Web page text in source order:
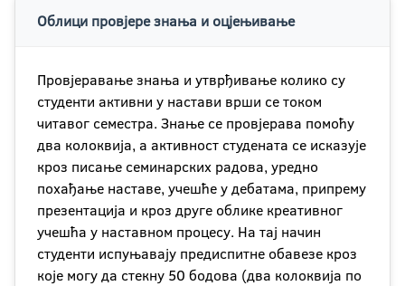
Облици провјере знања и оцјењивање
Провјеравање знања и утврђивање колико су
студенти активни у настави врши се током
читавог семестра. Знање се провјерава помоћу
два колоквија, а активност студената се исказује
кроз писање семинарских радова, уредно
похађање наставе, учешће у дебатама, припрему
презентација и кроз друге облике креативног
учешћа у наставном процесу. На тај начин
студенти испуњавају предиспитне обавезе кроз
које могу да стекну 50 бодова (два колоквија по